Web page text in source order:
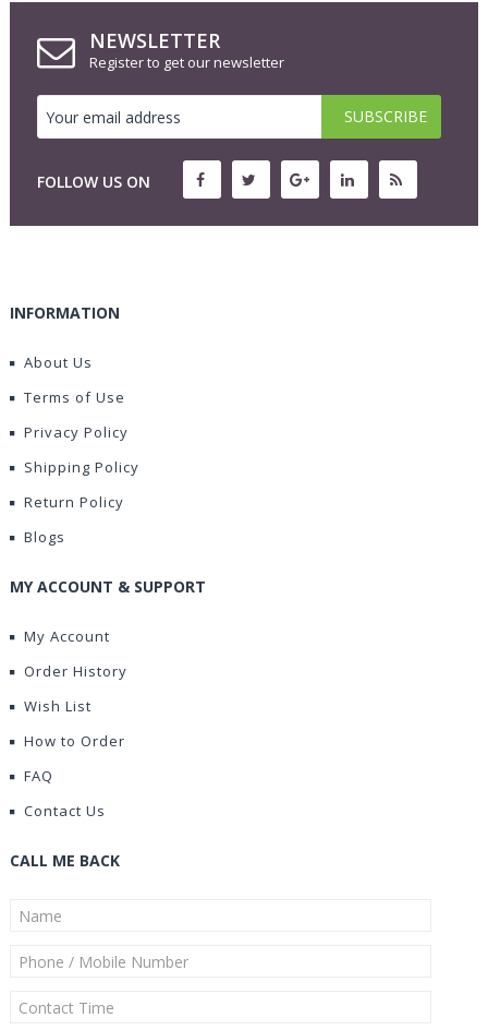
NEWSLETTER
Register to get our newsletter
FOLLOW US ON
INFORMATION
About Us
Terms of Use
Privacy Policy
Shipping Policy
Return Policy
Blogs
MY ACCOUNT & SUPPORT
My Account
Order History
Wish List
How to Order
FAQ
Contact Us
CALL ME BACK